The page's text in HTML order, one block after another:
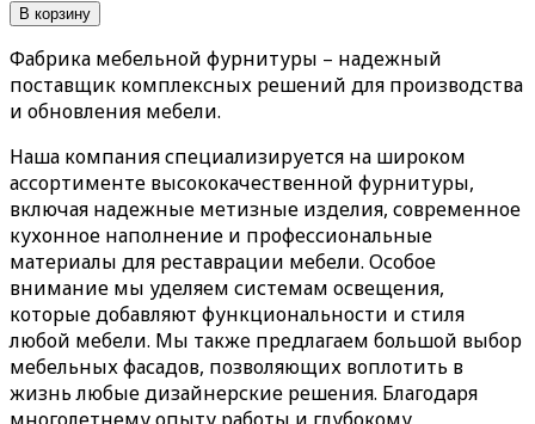
В корзину
Фабрика мебельной фурнитуры – надежный
поставщик комплексных решений для производства
и обновления мебели.
Наша компания специализируется на широком
ассортименте высококачественной фурнитуры,
включая надежные метизные изделия, современное
кухонное наполнение и профессиональные
материалы для реставрации мебели. Особое
внимание мы уделяем системам освещения,
которые добавляют функциональности и стиля
любой мебели. Мы также предлагаем большой выбор
мебельных фасадов, позволяющих воплотить в
жизнь любые дизайнерские решения. Благодаря